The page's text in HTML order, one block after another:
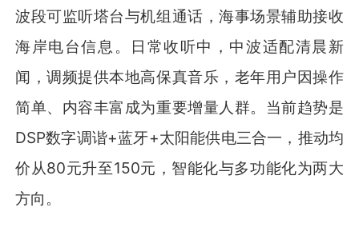
波段可监听塔台与机组通话，海事场景辅助接收
海岸电台信息。日常收听中，中波适配清晨新
闻，调频提供本地高保真音乐，老年用户因操作
简单、内容丰富成为重要增量人群。当前趋势是
DSP数字调谐+蓝牙+太阳能供电三合一，推动均
价从80元升至150元，智能化与多功能化为两大
方向。